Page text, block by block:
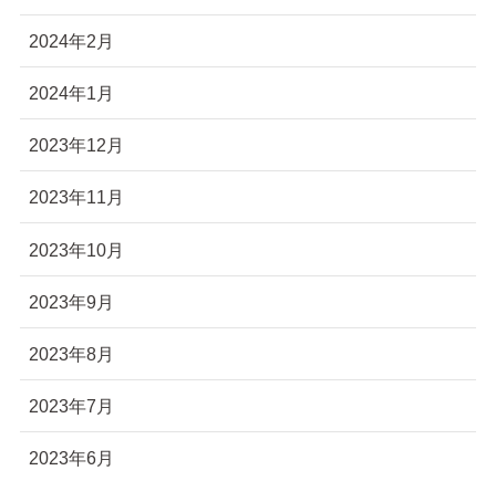
2024年2月
2024年1月
2023年12月
2023年11月
2023年10月
2023年9月
2023年8月
2023年7月
2023年6月